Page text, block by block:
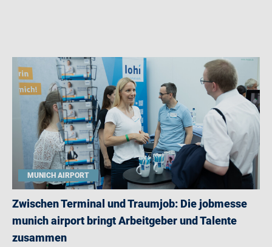
MUNICH AIRPORT
Zwischen Terminal und Traumjob: Die jobmesse
munich airport bringt Arbeitgeber und Talente
zusammen